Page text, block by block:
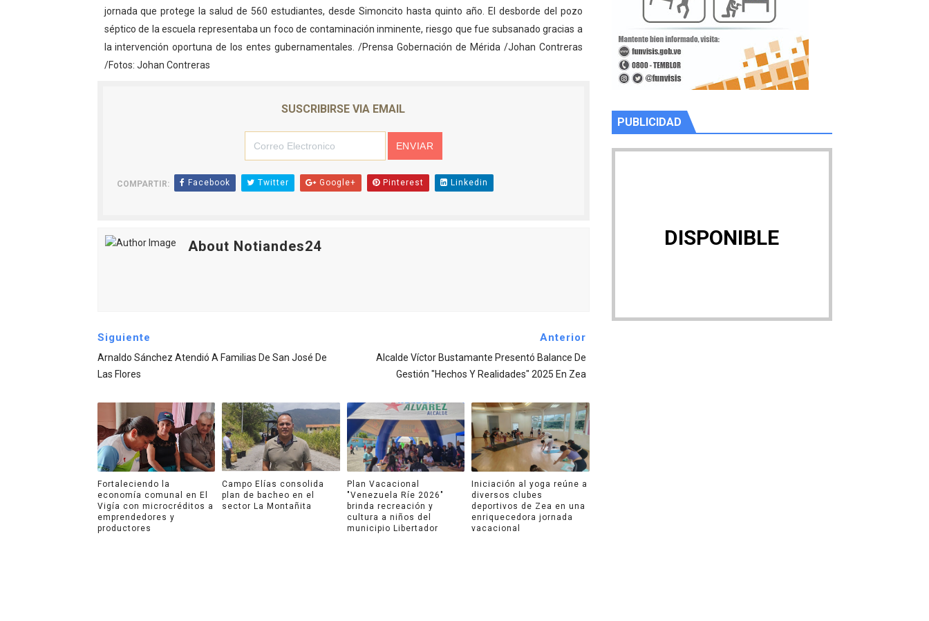
jornada que protege la salud de 560 estudiantes, desde Simoncito hasta quinto año. El desborde del pozo
séptico de la escuela representaba un foco de contaminación inminente, riesgo que fue subsanado gracias a
la intervención oportuna de los entes gubernamentales. /Prensa Gobernación de Mérida /Johan Contreras
/Fotos: Johan Contreras
SUSCRIBIRSE VIA EMAIL
COMPARTIR: Facebook Twitter Google+ Pinterest Linkedin
About Notiandes24
Siguiente
Arnaldo Sánchez Atendió A Familias De San José De
Las Flores
Anterior
Alcalde Víctor Bustamante Presentó Balance De
Gestión "Hechos Y Realidades" 2025 En Zea
Fortaleciendo la
economía comunal en El
Vigía con microcréditos a
emprendedores y
productores
Campo Elías consolida
plan de bacheo en el
sector La Montañita
Plan Vacacional
"Venezuela Ríe 2026"
brinda recreación y
cultura a niños del
municipio Libertador
Iniciación al yoga reúne a
diversos clubes
deportivos de Zea en una
enriquecedora jornada
vacacional
PUBLICIDAD
DISPONIBLE